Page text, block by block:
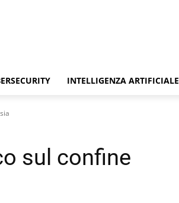
INTELLIGENZA ARTIFICIALE
sul confine